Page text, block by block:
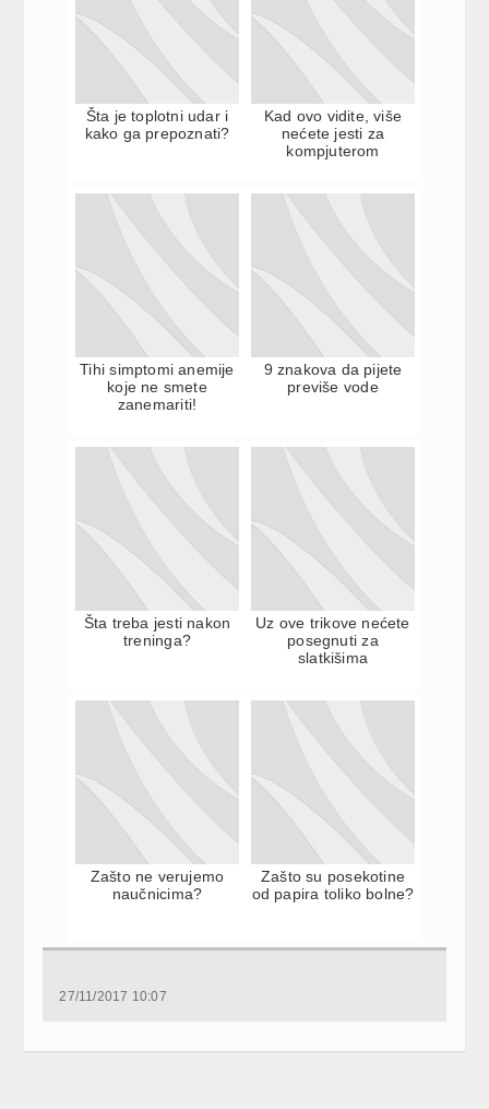
Šta je toplotni udar i
kako ga prepoznati?
Kad ovo vidite, više
nećete jesti za
kompjuterom
Tihi simptomi anemije
koje ne smete
zanemariti!
9 znakova da pijete
previše vode
Šta treba jesti nakon
treninga?
Uz ove trikove nećete
posegnuti za
slatkišima
Zašto ne verujemo
naučnicima?
Zašto su posekotine
od papira toliko bolne?
27/11/2017 10:07